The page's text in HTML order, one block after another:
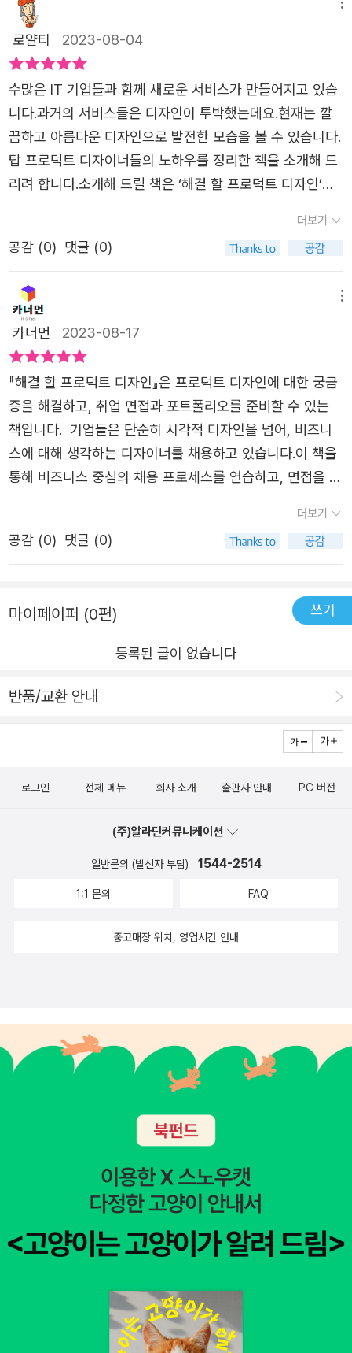
양한 아이디어가 샘솟는 이 사회에서 디자이너로서 성공할
수 있을것이라고 생각했다.​이 책에서는 디자인 면접 준비를
배울 수 있고, 포트폴리오 개선을 할 수 있다. 디자인면접 준
비와 포트폴리오를 어디서 배우고 참고해본적이 없어서 이
책은 나에게 소중한 첫번째 참고서가 될것 같았다. 내가 생
각하는 디자인 포트폴리오는 설명을 줄이되 시각적으로 설
명이 되어야 한다고 생각한다. 이러한 능력과 이러한 감각이
포트폴리오에서 보여진다고 생각하기 때문에 나를 보여주는
도 이책은 다룬다. 가장 효율적인 방법으로 디자이너를 인터
뷰하고 스킬을 평가하는 방법을 배울 수 있는데, 이 책을 통
하여 나는 지금 회사뿐만 아니라 이직을 했을때 새로운 회사
에서 나의능력을 어떻게 보여 줄수 있을지 궁금하다.​이 책의
핵심 내용 프로덕트 디자인 연습을 위한 7단계 프레임워크
 실전 면접 예제 5개와 완성된 솔루션 30개 이상의 화이
트보드 예제 애플, 구글 등에서 근무한 디자인 리더의 인터
뷰 수록​이책에서 다루는 건 시각적인 디자인 뿐만 아니라 실
생활에서 사용하는 모든 디자인의 이야기에 대해 담았다. 프
로그램 개발도 디자인이 될 수 있고, 광고디자인, 시각디자
인, 설계디자인도 모두 디자인이 될 수 있다. 프로덕트는 사
전적 의미로는 제품, 생산물, 제품 ,결과물이라는 의미인데
이중 가장 프로덕트 디자인의 의미에 가까운 해석은 어떠한
과정에 의한 산물 또는 결과물이라는 의미다. 애플의 아이폰
이나 스타벅스의 커피와 같은 물리적인 제품, 생산물 뿐만
은 디지털 기반의 프로덕트 디자인을 프로덕트 디자인이라
고 칭하고, 물리적인 제품 디자이너는 산업디자이너로 구별
인 직군보다 좀 더 포괄적인 시야로 문제를 바라보고 이해할
'왜'를 항상 명확히 이해하고, 이를 설명할 준비가 되어 있어
루션의 장점고 단점에 대해 설명할 수 있는 능력이 당신과
젠테이션 하는 과정에서 일거양득의 효과를 발휘할 것이다.
p.044요즘은 1인기업이 늘어나고, 프리랜서가 많아지는 추
로덕트 디자인은 꽤 너무 방대한 디자이너가 아닌가 라고 느
만 아니라 생산을 하는 결과물을 도출해 내는 디자인의 과정
을 하고 있다면 이책을 가볍게 라도 읽어보게 된다면, 자신
이 하고 있는 디자인의 일, 디자인의 방향성을 결정할 ㅅ ㅜ
있고 파악 할 수 있지 않을 까 싶다.​​​*YES24 리뷰어클럽 서
평단 자격으로 작성한 리뷰입니다. ​#해결할프로덕트디자인
#아르티임다신스키 #프로덕트디자인 #구글 #메타 #아마
존 #애플 #디자인 #아마존베스트셀러 #도서서평
로얄티 2023-08-04
수많은 IT 기업들과 함께 새로운 서비스가 만들어지고 있습
니다.과거의 서비스들은 디자인이 투박했는데요.현재는 깔
끔하고 아름다운 디자인으로 발전한 모습을 볼 수 있습니다.
탑 프로덕트 디자이너들의 노하우를 정리한 책을 소개해 드
리려 합니다.소개해 드릴 책은 ‘해결 할 프로덕트 디자인’입
하게 되는 시간이 될 것입니다.프로덕트 디자이너가 되기 위
해 어떤걸 준비하고 계신가요?디자인 실기 테스트에 대한
뒷부분에는 디자인 리더들의 현실적인 조언도 담겨 있습니
다.테스트를 통과할 수 있도록 면접관이 원하는 게 무엇인지
알려줍니다.어떻게 답변해야 하는지 같이 살펴보겠습니다.
◆ 디자인 실기 프레임워크프로덕트 디자이너는 실기 테스
트에서 여섯 가지 질문을 받을 수 있는데요.디자인 실기 테
스트는 프로덕트를 육하원칙으로 설명할 수 있어야 합니다.
프로덕트는 왜(Why) 만들었는지 질문을 처음으로 받게 됩
니다.또한 어떤 고객이(Who) 프로덕트를 사용할지 대상을
hen) 어디서(Where) 사용할지 만들 수 있습니다.무슨(Wh
at) 아이디어를 만들고 성공은 어떻게(How) 측정하는지에
대한 질문에 답변할 수 있어야 합니다.이 책에선 디자인 실
습니다.7가지 단계에 육하원칙과 아이디어 우선순위, 솔루
시간을 잘 분배하는 훈련을 하시길 추천합니다.◆ 5가지 디
에 대한 질문과 해설이 담겨 있습니다.해설이 정답은 아니고
면접관이 봤을 때 모범적인 답안입니다.더 좋은 답안이 있다
면 비판적인 시선으로 답변에 부족한 것이 없는지 살펴봐야
의료, ATM을 다룹니다.주제별로 7가지 프레임워크를 논리
적으로 설명이 되어 있습니다.실기 테스트를 통해 자신만의
니다.끝으로 저자는 많은 디자이너 포트폴리오를 검토했었
는데요.디자인만 예쁘게 만드는 게 다가 아니라고 말합니다.
니스 목표 달성하기 위한 고민도 해보면서 디자인 커리어를
하는 프로덕트 디자이너가 되고 싶은 분들에게 이 책을 추천
합니다.
더보기
공감 (0) 댓글 (0)
카너먼 2023-08-17
『해결 할 프로덕트 디자인』은 프로덕트 디자인에 대한 궁금
증을 해결하고, 취업 면접과 포트폴리오를 준비할 수 있는
책입니다. 기업들은 단순히 시각적 디자인을 넘어, 비즈니
스에 대해 생각하는 디자이너를 채용하고 있습니다.이 책을
통해 비즈니스 중심의 채용 프로세스를 연습하고, 면접을 준
인 아르티엄 다신스키는 텔아비브 출신의 디자이너이자 기
업가로 스타트업에서 여러 프로덕트의 디자인을 주도하고,
다.그가 제작하거나 디자인한 프로덕트는 와이어드, 테크크
런치, 포브스, 쿼츠 등에 소개될 정도로 유명하고, 그가 만든
구성은 다음과 같습니다.1장에서는 이론적으로 디자인 실기
계로 나눠 풀이합니다.3장에서는 5개의 실전 예제로 디자인
이 아닌 채용자의 입장에서 디자인 테스트를 바라봅니다.5
장에서는 디자인 리더들의 인터뷰를 통해 현실적이고 구체
적인 조언을 듣습니다.부록으로 추가 리소스와 디자인 실기
다. 디자이너는 회사의 비즈니스 목표는 물론이고 자신의 일
스 차원에서 상당히 중요한 일을 하네요. 앞으로 책을 더 읽
어 나가면서 프로덕트 디자인, 프로덕트 중심 사고를 잘 숙
지하고, 구체적으로 어떻게 적용할지 잘 생각해 봐야겠다고
느꼈습니다. 디자인 실기 테스트라는 산을 정복하기 위해당
신은 여섯 가지 질문을 할 수 있다.이름하여 육하원칙 질문
이다. 이것을 왜 만들까?누가 이것을 사용할까?이것은 언제
정할 수 있을까? 면접 중 이러한 질문에 대한 답을 명확히
보여주고 프로세스를 따라야 한다.p.047 우리는 우리 프로
덕트에 관심을 보이는 사람 대부분이 사실상 진짜 고객으로
전환되지 않고, 당연히 우리 프로덕트를 경험하지 않는다는
공하기 위해서는 디자인이 중요하다는 사실을 깨달을 수 있
었습니다. 자주 사용하는 앱이나 웹사이트, 쇼핑몰, 백화점,
더보기
공감 (0) 댓글 (0)
마이페이퍼 (0편) 쓰기
등록된 글이 없습니다
반품/교환 안내
로그인 전체 메뉴 회사 소개 출판사 안내 PC 버전
(주)알라딘커뮤니케이션
일반문의 (발신자 부담) 1544-2514
1:1 문의 FAQ
중고매장 위치, 영업시간 안내